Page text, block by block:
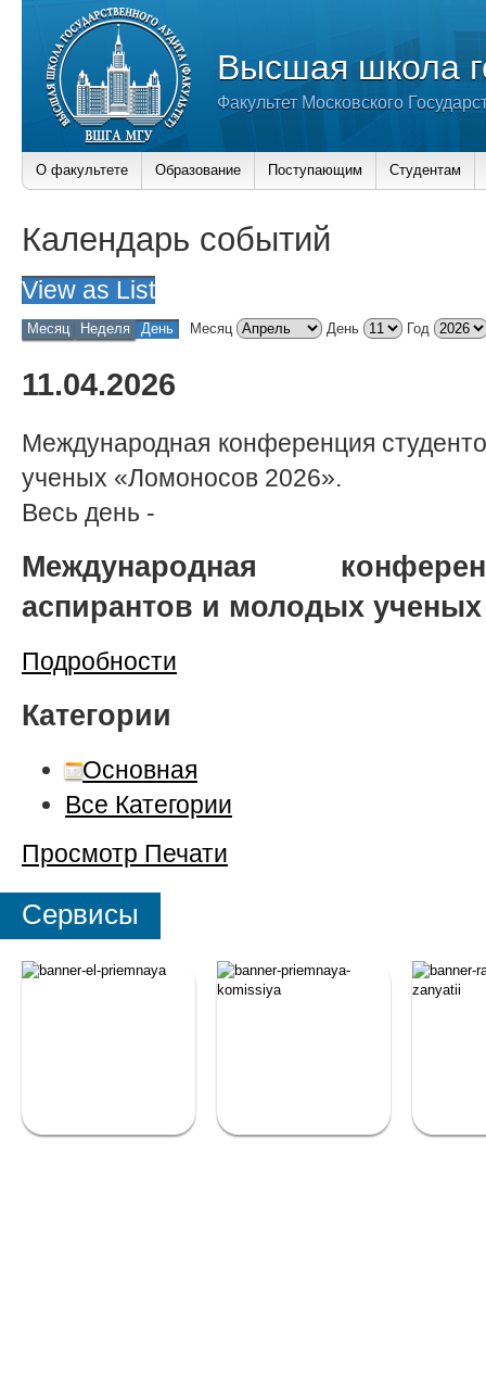
Высшая школа
Факультет Московского
О факультете Образование Поступающим Студентам
Календарь событий
View as List
Месяц Неделя День Месяц День Год
11.04.2026
Международная конференция
ученых «Ломоносов 2026».
Весь день -
Международная
аспирантов и молодых
Подробности
Категории
Основная
Все Категории
Просмотр Печати
Сервисы